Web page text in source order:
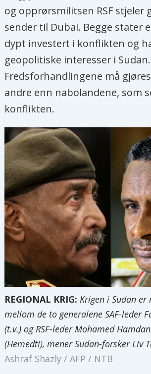
og opprørsmilitsen RSF stjeler
sender til Dubai. Begge stater
dypt investert i konflikten og
geopolitiske interesser i Sudan.
Fredsforhandlingene må
andre enn nabolandene, som
konflikten.
REGIONAL KRIG: Krigen i Sudan er
mellom de to generalene SAF-leder
(t.v.) og RSF-leder Mohamed
(Hemedti), mener Sudan-forsker Liv
Ashraf Shazly / AFP / NTB